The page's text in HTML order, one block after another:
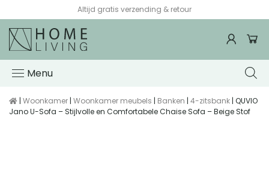
Altijd gratis verzending & retour
Menu
| Woonkamer | Woonkamer meubels | Banken | 4-zitsbank | QUVIO
Jano U-Sofa – Stijlvolle en Comfortabele Chaise Sofa – Beige Stof